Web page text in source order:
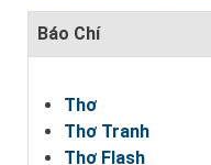
Báo Chí
Thơ
Thơ Tranh
Thơ Flash